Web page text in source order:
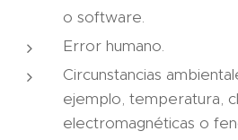
o software.
Error humano.
Circunstancias
ejemplo, temperatura,
electromagnéticas o